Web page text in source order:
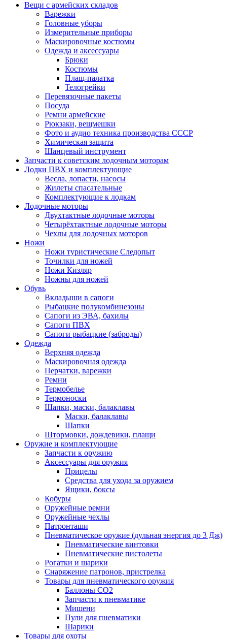
Вещи с армейских складов
Варежки
Головные уборы
Измерительные приборы
Маскировочные костюмы
Одежда и аксессуары
Брюки
Костюмы
Плащ-палатка
Телогрейки
Перевязочные пакеты
Посуда
Ремни армейские
Рюкзаки, вещмешки
Фото и аудио техника производства СССР
Химическая защита
Шанцевый инструмент
Запчасти к советским лодочным моторам
Лодки ПВХ и комплектующие
Весла, лопасти, насосы
Жилеты спасательные
Комплектующие к лодкам
Лодочные моторы
Двухтактные лодочные моторы
Четырёхтактные лодочные моторы
Чехлы для лодочных моторов
Ножи
Ножи туристические Следопыт
Точилки для ножей
Ножи Кизляр
Ножны для ножей
Обувь
Вкладыши в сапоги
Рыбацкие полукомбинезоны
Сапоги из ЭВА, бахилы
Сапоги ПВХ
Сапоги рыбацкие (заброды)
Одежда
Верхняя одежда
Маскировочная одежда
Перчатки, варежки
Ремни
Термобелье
Термоноски
Шапки, маски, балаклавы
Маски, балаклавы
Шапки
Штормовки, дождевики, плащи
Оружие и комплектующие
Запчасти к оружию
Аксессуары для оружия
Прицелы
Средства для ухода за оружием
Ящики, боксы
Кобуры
Оружейные ремни
Оружейные чехлы
Патронташи
Пневматическое оружие (дульная энергия до 3 Дж)
Пневматические винтовки
Пневматические пистолеты
Рогатки и шарики
Снаряжение патронов, пристрелка
Товары для пневматического оружия
Баллоны СО2
Запчасти к пневматике
Мишени
Пули для пневматики
Шарики
Товары для охоты